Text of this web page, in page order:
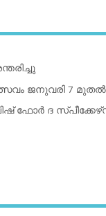
ജനുവരി 7 മുതല്‍
ഫോര്‍ ദ